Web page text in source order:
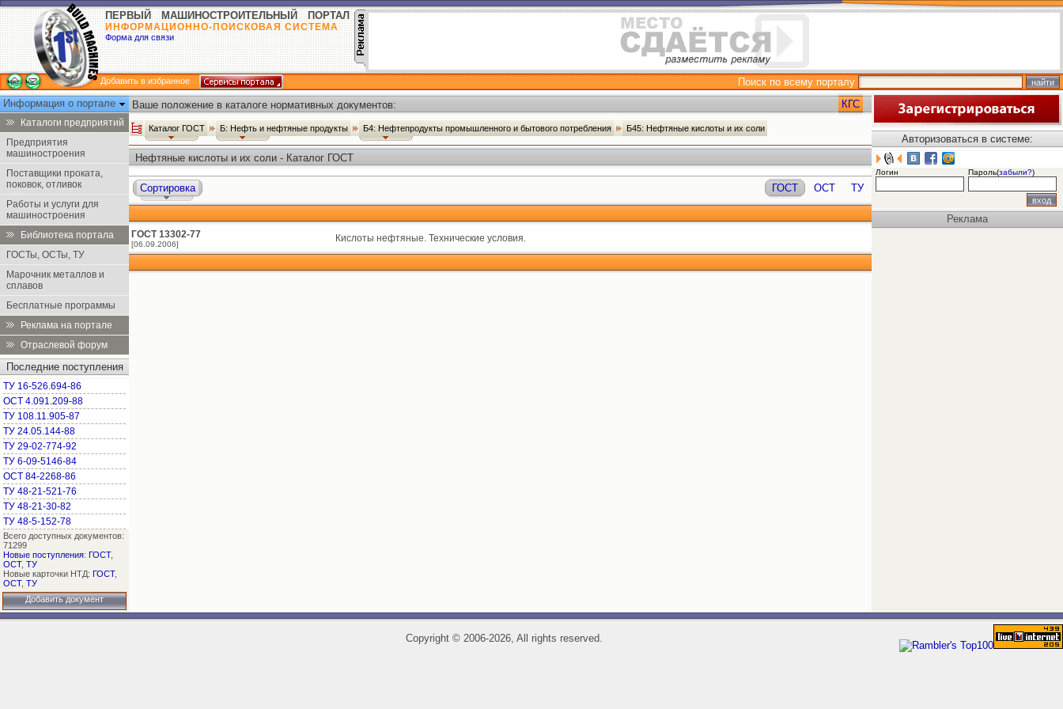
ПЕРВЫЙ МАШИНОСТРОИТЕЛЬНЫЙ ПОРТАЛ
ИНФОРМАЦИОННО-ПОИСКОВАЯ СИСТЕМА
Форма для связи
Добавить в избранное
Поиск по всему порталу
Информация о портале
Каталоги предприятий
Предприятия
машиностроения
Поставщики проката,
поковок, отливок
Работы и услуги для
машиностроения
Библиотека портала
ГОСТы, ОСТы, ТУ
Марочник металлов и
сплавов
Бесплатные программы
Реклама на портале
Отраслевой форум
Последние поступления
ТУ 16-526.694-86
ОСТ 4.091.209-88
ТУ 108.11.905-87
ТУ 24.05.144-88
ТУ 29-02-774-92
ТУ 6-09-5146-84
ОСТ 84-2268-86
ТУ 48-21-521-76
ТУ 48-21-30-82
ТУ 48-5-152-78
Всего доступных документов:
71299
Новые поступления: ГОСТ,
ОСТ, ТУ
Новые карточки НТД: ГОСТ,
ОСТ, ТУ
Добавить документ
Ваше положение в каталоге нормативных документов: КГС
Каталог ГОСТ Б: Нефть и нефтяные продукты Б4: Нефтепродукты промышленного и бытового потребления Б45: Нефтяные кислоты и их соли
Нефтяные кислоты и их соли - Каталог ГОСТ
Сортировка ГОСТ ОСТ ТУ
ГОСТ 13302-77
[06.09.2006]
Кислоты нефтяные. Технические условия.
Авторизоваться в системе:
Логин Пароль(забыли?)
Реклама
Copyright ©2006-2026, All rights reserved.